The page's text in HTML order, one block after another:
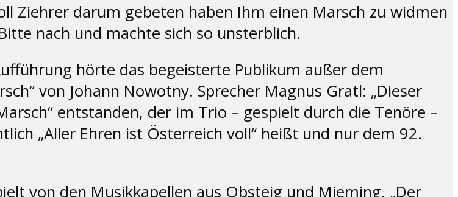
Ziehrer darum gebeten haben Ihm einen Marsch zu widmen
nach und machte sich so unsterblich.
hörte das begeisterte Publikum außer dem
von Johann Nowotny. Sprecher Magnus Gratl: „Dieser
entstanden, der im Trio – gespielt durch die Tenöre –
„Aller Ehren ist Österreich voll“ heißt und nur dem 92.
von den Musikkapellen aus Obsteig und Mieming. „Der